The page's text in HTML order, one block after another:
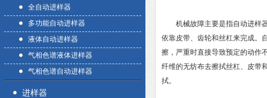
全自动进样器
多功能自动进样器
液体自动进样器
气相色谱液体进样器
气相色谱自动进样器
进样器
机械故障主要是指自动进样器
依靠皮带、齿轮和丝杠来完成。
擦，严重时直接导致预定的动作
纤维的无纺布去擦拭丝杠、皮带
拭。